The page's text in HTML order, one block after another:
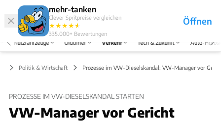
mehr-tanken
Clever Spritpreise vergleichen
★★★★★
★
335.000+ Bewertungen
Öffnen
Abo
Menü
Nutzfahrzeuge Oldtimer Verkehr Tech & Zukunft Auto-
Politik & Wirtschaft Prozesse im VW-Dieselskandal: VW-Manager vor
PROZESSE IM VW-DIESELSKANDAL STARTEN
VW-Manager vor Gericht